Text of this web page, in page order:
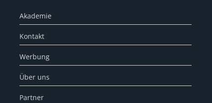
Akademie
Kontakt
Werbung
Über uns
Partner